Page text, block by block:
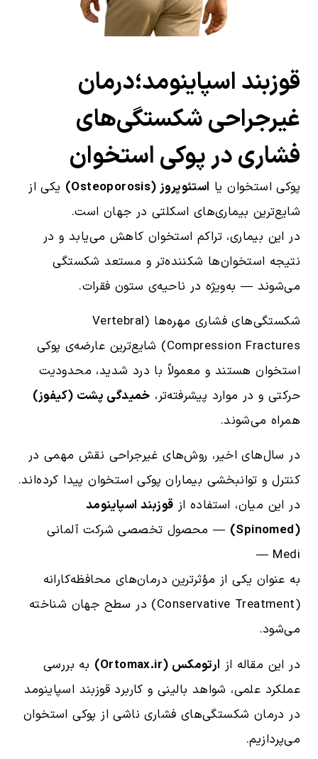
قوزبند اسپاینومد؛درمان
غیرجراحی شکستگی‌های
فشاری در پوکی استخوان
پوکی استخوان یا استئوپروز (Osteoporosis)
یکی از
شایع‌ترین بیماری‌های اسکلتی در جهان است.
در این بیماری، تراکم استخوان کاهش می‌یابد و در
نتیجه استخوان‌ها شکننده‌تر و مستعد شکستگی
می‌شوند — به‌ویژه در ناحیه‌ی ستون فقرات.
شکستگی‌های فشاری مهره‌ها (Vertebral
Compression Fractures) شایع‌ترین عارضه‌ی پوکی
استخوان هستند و معمولاً با درد شدید، محدودیت
حرکتی و در موارد پیشرفته‌تر، خمیدگی پشت (کیفوز)
همراه می‌شوند.
در سال‌های اخیر، روش‌های غیرجراحی نقش مهمی در
کنترل و توانبخشی بیماران پوکی استخوان پیدا کرده‌اند.
در این میان، استفاده از قوزبند اسپاینومد
(Spinomed)
— محصول تخصصی شرکت آلمانی
Medi —
به عنوان یکی از مؤثرترین درمان‌های محافظه‌کارانه
(Conservative Treatment) در سطح جهان شناخته
می‌شود.
در این مقاله از ارتومکس (Ortomax.ir)
به بررسی
عملکرد علمی، شواهد بالینی و کاربرد قوزبند اسپاینومد
در درمان شکستگی‌های فشاری ناشی از پوکی استخوان
می‌پردازیم.